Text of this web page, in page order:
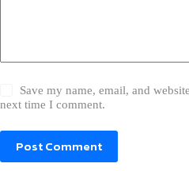
Save my name, email, and
next time I comment.
Post Comment